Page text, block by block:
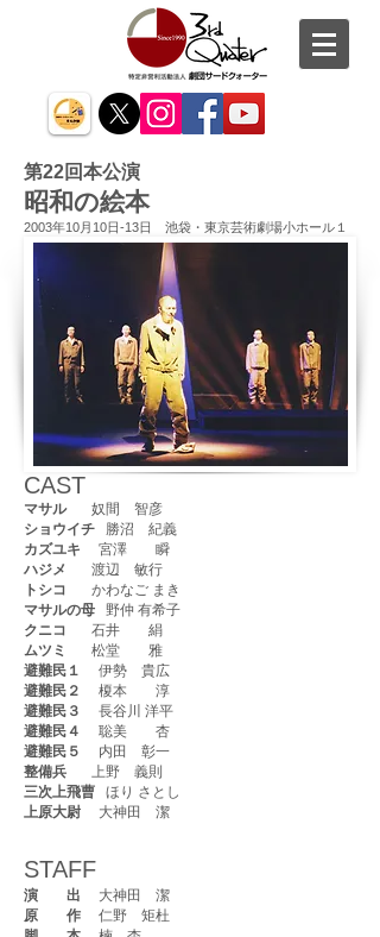
第22回本公演
昭和の絵本
2003年10月10日-13日 池袋・東京芸術劇場小ホール１
CAST
マサル 奴間 智彦
ショウイチ 勝沼 紀義
カズユキ 宮澤 瞬
ハジメ 渡辺 敏行
トシコ かわなご まき
マサルの母 野仲 有希子
クニコ 石井 絹
ムツミ 松堂 雅
避難民１ 伊勢 貴広
避難民２ 榎本 淳
避難民３ 長谷川 洋平
避難民４ 聡美 杏
避難民５ 内田 彰一
整備兵 上野 義則
三次上飛曹 ほり さとし
上原大尉 大神田 潔
STAFF
演 出 大神田 潔
原 作 仁野 矩杜